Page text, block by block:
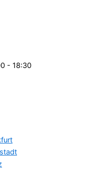
- 18:30